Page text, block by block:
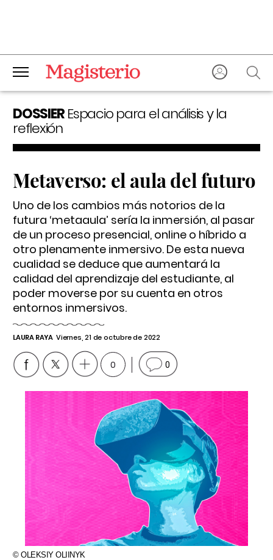
DOSSIEREspacio para el análisis y la
reflexión
Metaverso: el aula del futuro
Uno de los cambios más notorios de la
futura ‘metaaula’ sería la inmersión, al pasar
de un proceso presencial, online o híbrido a
otro plenamente inmersivo. De esta nueva
cualidad se deduce que aumentará la
calidad del aprendizaje del estudiante, al
poder moverse por su cuenta en otros
entornos inmersivos.
LAURA RAYA Viernes, 21 de octubre de 2022
0 0
© OLEKSIY OLIINYK